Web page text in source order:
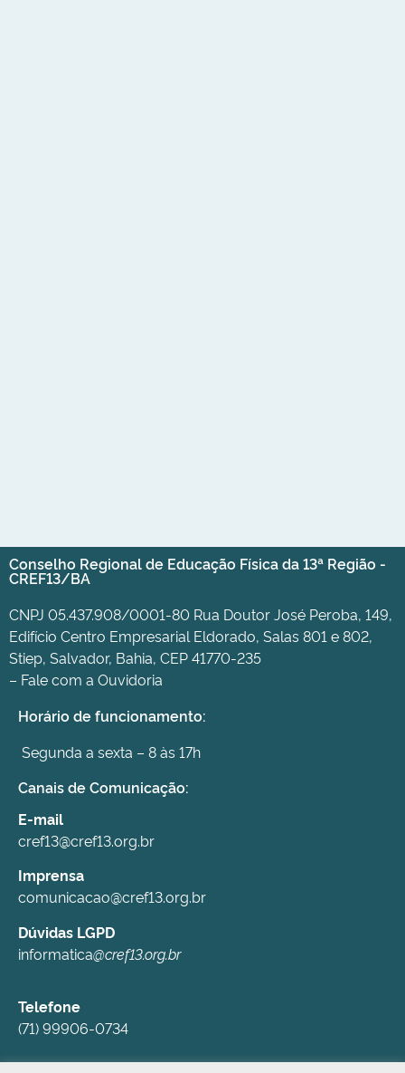
Conselho Regional de Educação Física da 13ª Região -
CREF13/BA
CNPJ 05.437.908/0001-80 Rua Doutor José Peroba, 149,
Edifício Centro Empresarial Eldorado, Salas 801 e 802,
Stiep, Salvador, Bahia, CEP 41770-235
– Fale com a Ouvidoria
Horário de funcionamento:
Segunda a sexta – 8 às 17h
Canais de Comunicação:
E-mail
cref13@cref13.org.br
Imprensa
comunicacao@cref13.org.br
Dúvidas LGPD
informatica@cref13.org.br
Telefone
(71) 99906-0734